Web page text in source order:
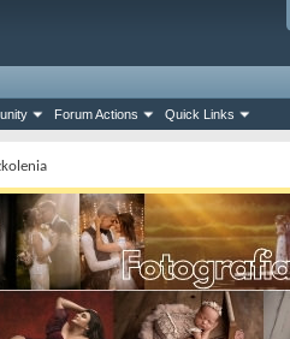
Forum Actions Quick Links